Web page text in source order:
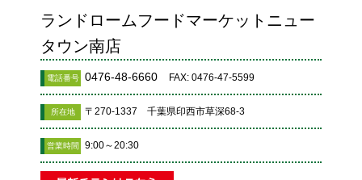
ランドロームフードマーケットニュー
タウン南店
電話番号 0476-48-6660 FAX: 0476-47-5599
所在地 〒270-1337 千葉県印西市草深68-3
営業時間 9:00～20:30